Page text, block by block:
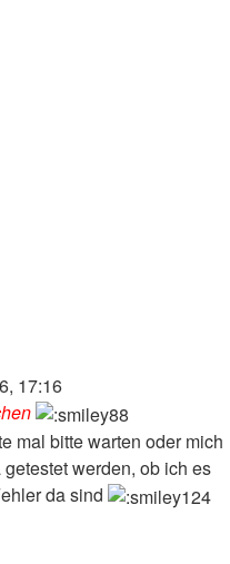
17:16
mal bitte warten oder mich
werden, ob ich es
da sind